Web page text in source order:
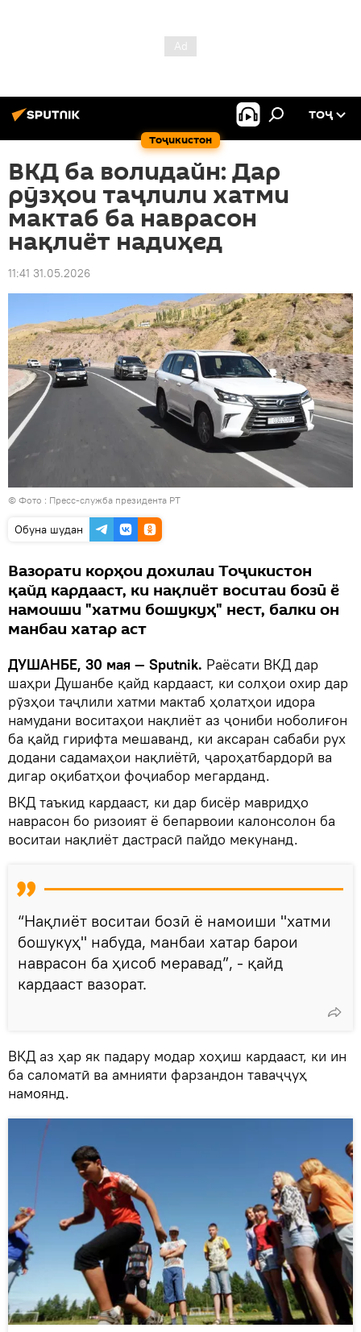
Тоҷикистон
ТОҶ
ВКД ба волидайн: Дар
рӯзҳои таҷлили хатми
мактаб ба наврасон
нақлиёт надиҳед
11:41 31.05.2026
© Фото : Пресс-служба президента РТ
Обуна шудан
Вазорати корҳои дохилаи Тоҷикистон
қайд кардааст, ки нақлиёт воситаи бозӣ ё
намоиши "хатми бошукуҳ" нест, балки он
манбаи хатар аст
ДУШАНБЕ, 30 мая — Sputnik. Раёсати ВКД дар
шаҳри Душанбе қайд кардааст, ки солҳои охир дар
рӯзҳои таҷлили хатми мактаб ҳолатҳои идора
намудани воситаҳои нақлиёт аз ҷониби ноболиғон
ба қайд гирифта мешаванд, ки аксаран сабаби рух
додани садамаҳои нақлиётӣ, ҷароҳатбардорӣ ва
дигар оқибатҳои фоҷиабор мегарданд.
ВКД таъкид кардааст, ки дар бисёр мавридҳо
наврасон бо ризоият ё бепарвоии калонсолон ба
воситаи нақлиёт дастрасӣ пайдо мекунанд.
“Нақлиёт воситаи бозӣ ё намоиши "хатми
бошукуҳ" набуда, манбаи хатар барои
наврасон ба ҳисоб меравад”, - қайд
кардааст вазорат.
ВКД аз ҳар як падару модар хоҳиш кардааст, ки ин
ба саломатӣ ва амнияти фарзандон таваҷҷуҳ
намоянд.